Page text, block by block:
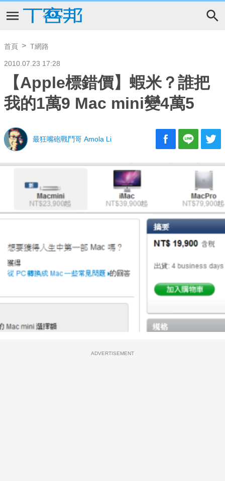
首頁 T網路
2010.07.23 17:28
【Apple標錯價】蝦米？誰把
我的1萬9 Mac mini變4萬5
最狂嘴砲戰鬥哥 Amola Li
ADVERTISEMENT